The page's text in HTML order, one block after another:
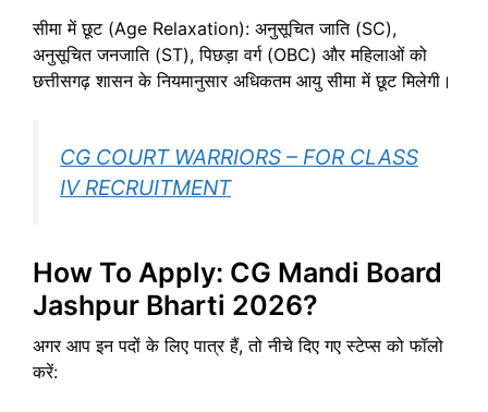
सीमा में छूट (Age Relaxation): अनुसूचित जाति (SC),
अनुसूचित जनजाति (ST), पिछड़ा वर्ग (OBC) और महिलाओं को
छत्तीसगढ़ शासन के नियमानुसार अधिकतम आयु सीमा में छूट मिलेगी।
CG COURT WARRIORS – FOR CLASS
IV RECRUITMENT
How To Apply: CG Mandi Board
Jashpur Bharti 2026?
अगर आप इन पदों के लिए पात्र हैं, तो नीचे दिए गए स्टेप्स को फॉलो
करें: